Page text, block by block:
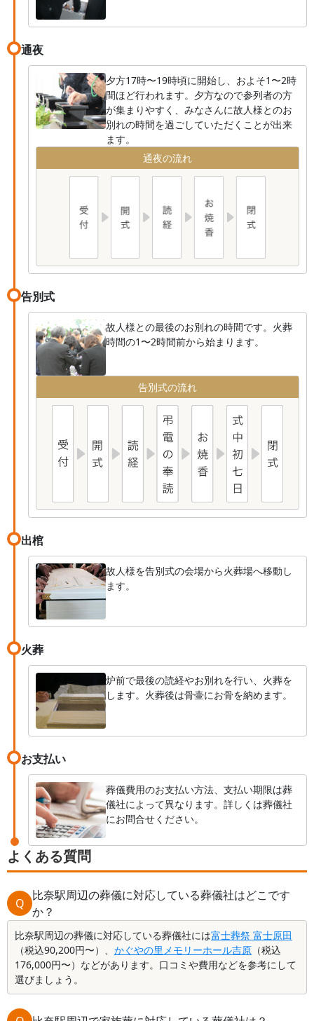
通夜
夕方17時〜19時頃に開始し、およそ1〜2時
間ほど行われます。夕方なので参列者の方
が集まりやすく、みなさんに故人様とのお
別れの時間を過ごしていただくことが出来
ます。
通夜の流れ
告別式
故人様との最後のお別れの時間です。火葬
時間の1〜2時間前から始まります。
告別式の流れ
出棺
故人様を告別式の会場から火葬場へ移動し
ます。
火葬
炉前で最後の読経やお別れを行い、火葬を
します。火葬後は骨壷にお骨を納めます。
お支払い
葬儀費用のお支払い方法、支払い期限は葬
儀社によって異なります。詳しくは葬儀社
にお問合せください。
よくある質問
Q
比奈駅周辺の葬儀に対応している葬儀社はどこです
か？
比奈駅周辺の葬儀に対応している葬儀社には富士葬祭 富士原田
（税込90,200円〜）、 かぐやの里メモリーホール吉原 （税込
176,000円〜）などがあります。口コミや費用などを参考にして
選びましょう。